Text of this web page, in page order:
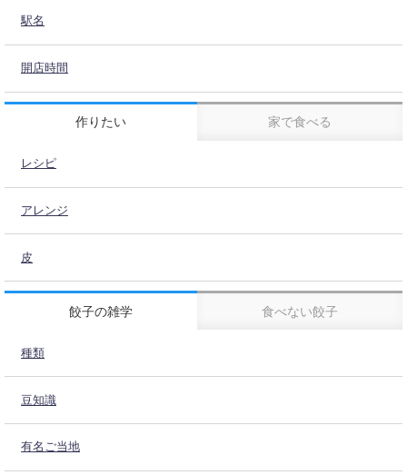
駅名
開店時間
作りたい 家で食べる
レシピ
アレンジ
皮
餃子の雑学 食べない餃子
種類
豆知識
有名ご当地